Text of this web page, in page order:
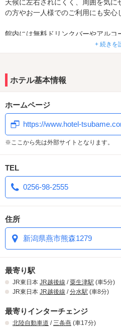
天候に左右されにくく、周囲を気
の方やお一人様でのご利用にも安心
館内には無料ドリンクバーやアルコ
や貸出品も充実しており、急なご利
じにくい環境を整えています。
利用いただけるのも特徴です。
り、静かに過ごしたい夜など、さま
その日の気分に合わせて、気軽に立
Hotel F3をご利用ください。
+ 続きを
ホテル基本情報
ホームページ
https://www.hotel-
※ここから先は外部サイトとなります。
TEL
0256-98-2555
住所
新潟県燕市熊森1279
最寄り駅
JR東日本 JR越後線 /粟生津駅 (車5分)
JR東日本 JR越後線 /分水駅 (車8分)
最寄りインターチェンジ
北陸自動車道 /三条燕 (車17分)